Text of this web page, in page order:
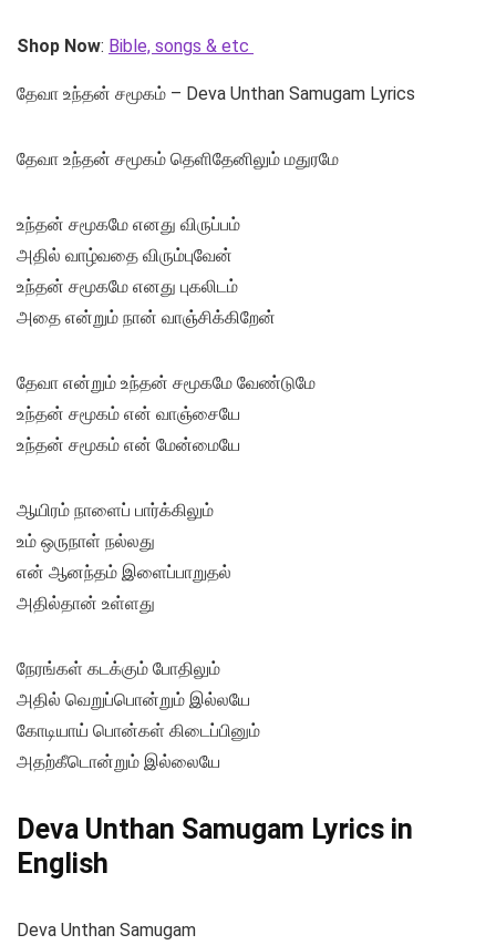
Shop Now: Bible, songs & etc
தேவா உந்தன் சமூகம் – Deva Unthan Samugam Lyrics
தேவா உந்தன் சமூகம் தெளிதேனிலும் மதுரமே
உந்தன் சமூகமே எனது விருப்பம்
அதில் வாழ்வதை விரும்புவேன்
உந்தன் சமூகமே எனது புகலிடம்
அதை என்றும் நான் வாஞ்சிக்கிறேன்
தேவா என்றும் உந்தன் சமூகமே வேண்டுமே
உந்தன் சமூகம் என் வாஞ்சையே
உந்தன் சமூகம் என் மேன்மையே
ஆயிரம் நாளைப் பார்க்கிலும்
உம் ஒருநாள் நல்லது
என் ஆனந்தம் இளைப்பாறுதல்
அதில்தான் உள்ளது
நேரங்கள் கடக்கும் போதிலும்
அதில் வெறுப்பொன்றும் இல்லயே
கோடியாய் பொன்கள் கிடைப்பினும்
அதற்கீடொன்றும் இல்லையே
Deva Unthan Samugam Lyrics in
English
Deva Unthan Samugam